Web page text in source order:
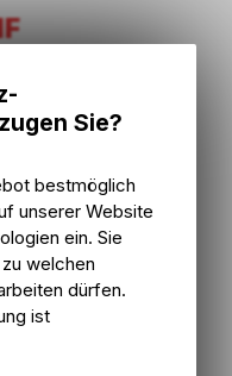
Sie?
bestmöglich
unserer Website
ein. Sie
welchen
dürfen.
ist